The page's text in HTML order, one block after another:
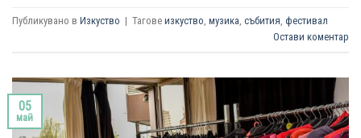
Публикувано в Изкуство | Тагове изкуство, музика, събития, фестивал
Остави коментар
05
май